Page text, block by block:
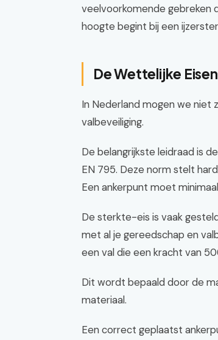
veelvoorkomende gebreken
hoogte begint bij een
De Wettelijke
In Nederland mogen we
valbeveiliging.
De belangrijkste leidraad is
EN 795. Deze norm stelt
Een ankerpunt moet
De sterkte-eis is vaak
met al je gereedschap en
een val die een kracht van
Dit wordt bepaald door de
materiaal.
Een correct geplaatst